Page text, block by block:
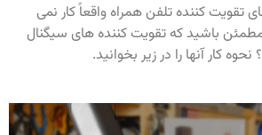
تقویت کننده تلفن همراه واقعاً کار نمی
مطمئن باشید که تقویت کننده های سیگنال
کار آنها را در زیر بخوانید.